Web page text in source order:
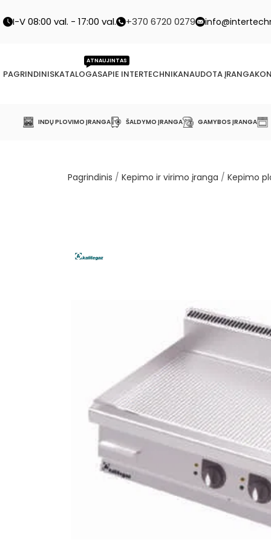
I-V 08:00 val. - 17:00 val. +370 6720 0279
PAGRINDINISKATALOGAS
ATNAUJINTAS
APIE INTERTECHNIKANAUDOTA ĮRANGA
INDŲ PLOVIMO ĮRANGA ŠALDYMO ĮRANGA GAMYBOS ĮRANGA
Pagrindinis / Kepimo ir virimo įranga / Kepimo